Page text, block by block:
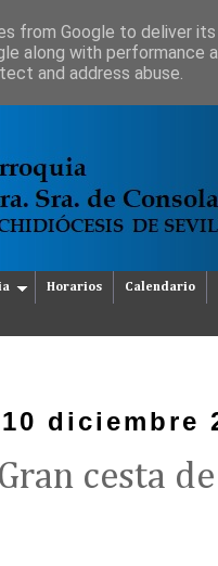
Horarios Calendario
10 diciembre
Gran cesta
from Google to deliver
along with
and address abuse.